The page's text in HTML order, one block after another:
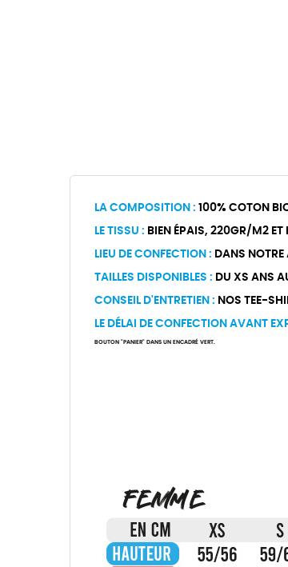
LA COMPOSITION : 100% COTON
LE TISSU : BIEN ÉPAIS, 220GR/M2 ET
LIEU DE CONFECTION : DANS NOTRE
TAILLES DISPONIBLES : DU XS ANS
CONSEIL D'ENTRETIEN : NOS TEE-
LE DÉLAI DE CONFECTION AVANT
BOUTON "PANIER" DANS UN ENCADRÉ VERT.